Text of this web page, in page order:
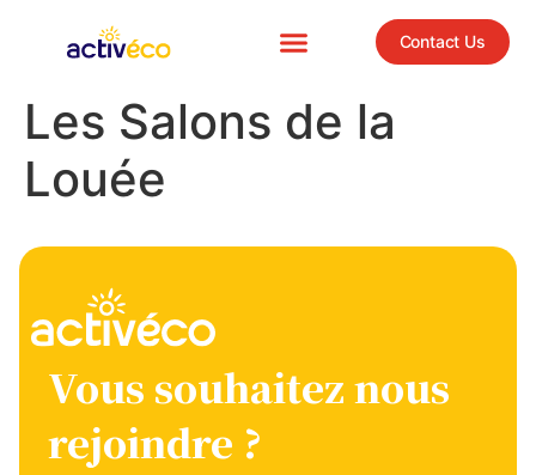
Contact Us
Les Salons de la
Louée
Vous souhaitez nous
rejoindre ?